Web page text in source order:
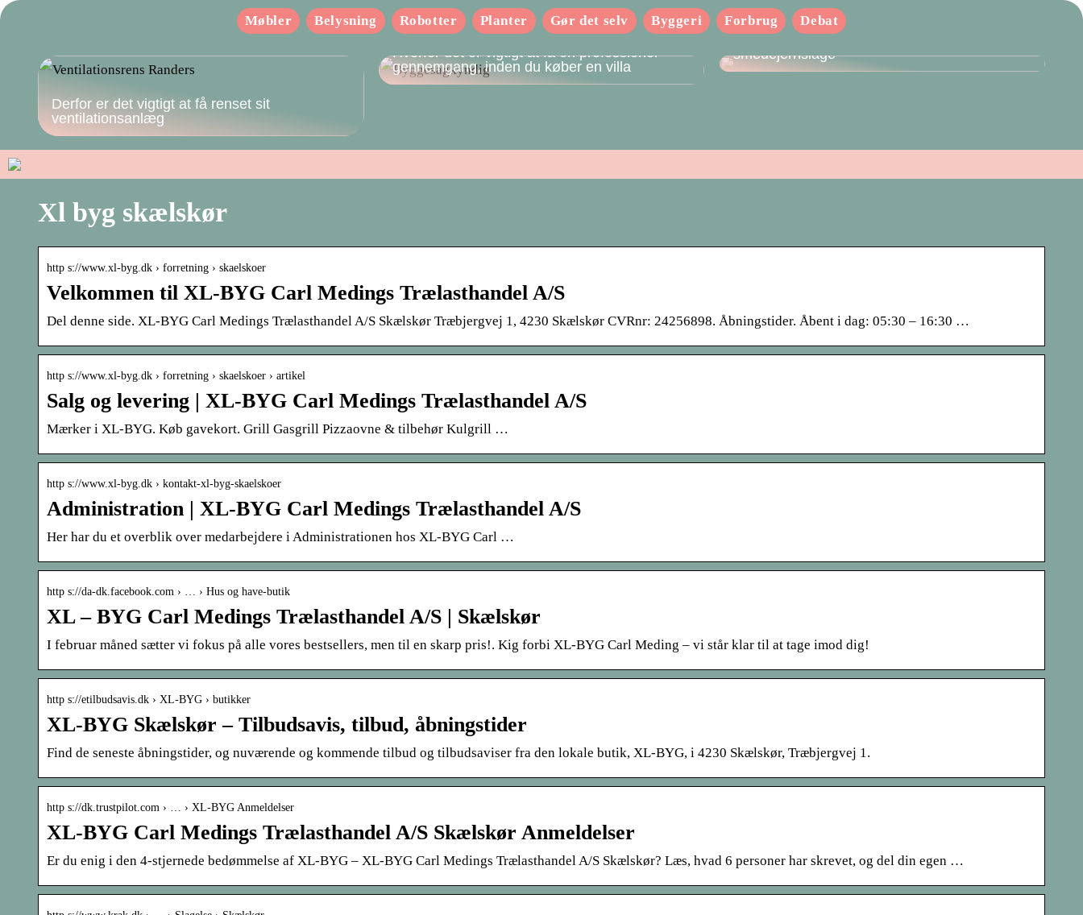
Møbler Belysning Robotter Planter Gør det selv Byggeri Forbrug Debat
Derfor er det vigtigt at få renset sit
ventilationsanlæg
Hvorfor det er vigtigt at få en professionel
gennemgang, inden du køber en villa
smedejernslåge
Xl byg skælskør
http s://www.xl-byg.dk › forretning › skaelskoer
Velkommen til XL-BYG Carl Medings Trælasthandel A/S
Del denne side. XL-BYG Carl Medings Trælasthandel A/S Skælskør Træbjergvej 1, 4230 Skælskør CVRnr: 24256898. Åbningstider. Åbent i dag: 05:30 – 16:30 …
http s://www.xl-byg.dk › forretning › skaelskoer › artikel
Salg og levering | XL-BYG Carl Medings Trælasthandel A/S
Mærker i XL-BYG. Køb gavekort. Grill Gasgrill Pizzaovne & tilbehør Kulgrill …
http s://www.xl-byg.dk › kontakt-xl-byg-skaelskoer
Administration | XL-BYG Carl Medings Trælasthandel A/S
Her har du et overblik over medarbejdere i Administrationen hos XL-BYG Carl …
http s://da-dk.facebook.com › … › Hus og have-butik
XL – BYG Carl Medings Trælasthandel A/S | Skælskør
I februar måned sætter vi fokus på alle vores bestsellers, men til en skarp pris!. Kig forbi XL-BYG Carl Meding – vi står klar til at tage imod dig!
http s://etilbudsavis.dk › XL-BYG › butikker
XL-BYG Skælskør – Tilbudsavis, tilbud, åbningstider
Find de seneste åbningstider, og nuværende og kommende tilbud og tilbudsaviser fra den lokale butik, XL-BYG, i 4230 Skælskør, Træbjergvej 1.
http s://dk.trustpilot.com › … › XL-BYG Anmeldelser
XL-BYG Carl Medings Trælasthandel A/S Skælskør Anmeldelser
Er du enig i den 4-stjernede bedømmelse af XL-BYG – XL-BYG Carl Medings Trælasthandel A/S Skælskør? Læs, hvad 6 personer har skrevet, og del din egen …